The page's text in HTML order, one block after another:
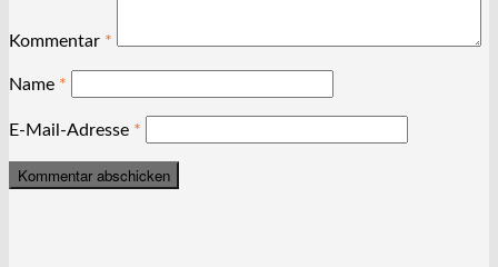
Kommentar *
Name *
E-Mail-Adresse *